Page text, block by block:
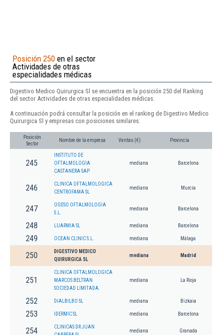
Posición 250 en el sector
Actividades de otras
especialidades médicas
Digestivo Medico Quirurgica Sl se encuentra en la posición 250 del Ranking
del sector Actividades de otras especialidades médicas.
A continuación podrá consultar la posición en el ranking de Digestivo Medico
Quirurgica Sl y empresas con posiciones similares:
Posición
Sector
Nombre de la empresa Ventas (€) Provincia
245
INSTITUTO DE
OFTALMOLOGIA
CASTANERA SAP
mediana Barcelona
246
CLINICA OFTALMOLOGICA
CENTROFAMA SL
mediana Murcia
247
OGESO OFTALMOLOGIA
S.L.
mediana Barcelona
248 LUARMIA SL mediana Barcelona
249 OCEAN CLINIC S.L. mediana Málaga
250
DIGESTIVO MEDICO
QUIRURGICA SL
mediana Madrid
251
CLINICA OFTALMOLOGICA
MARCOS BELTRAN
SOCIEDAD LIMITADA.
mediana La Rioja
252 DIALBILBO SL mediana Bizkaia
253 IDERMIC SL mediana Barcelona
254
CLINICAS DR JUAN
mediana Granada